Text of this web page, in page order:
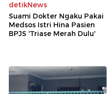
detikNews
Suami Dokter Ngaku Pakai
Medsos Istri Hina Pasien
BPJS 'Triase Merah Dulu'